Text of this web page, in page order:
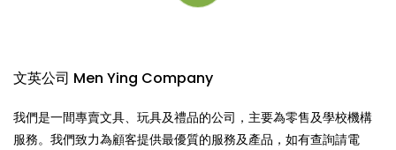
文英公司 Men Ying Company
我們是一間專賣文具、玩具及禮品的公司，主要為零售及學校機構
服務。我們致力為顧客提供最優質的服務及產品，如有查詢請電